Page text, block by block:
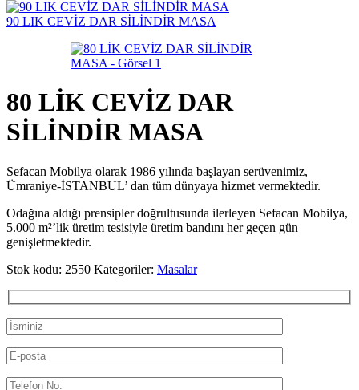
90 LIK CEVİZ DAR SİLİNDİR MASA
80 LİK CEVİZ DAR
SİLİNDİR MASA
Sefacan Mobilya olarak 1986 yılında başlayan serüvenimiz,
Ümraniye-İSTANBUL’ dan tüm dünyaya hizmet vermektedir.
Odağına aldığı prensipler doğrultusunda ilerleyen Sefacan Mobilya,
5.000 m²’lik üretim tesisiyle üretim bandını her geçen gün
genişletmektedir.
Stok kodu: 2550 Kategoriler: Masalar